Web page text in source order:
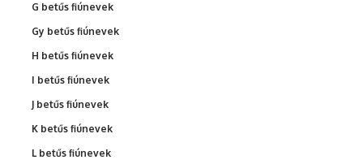
G betűs fiúnevek
Gy betűs fiúnevek
H betűs fiúnevek
I betűs fiúnevek
J betűs fiúnevek
K betűs fiúnevek
L betűs fiúnevek